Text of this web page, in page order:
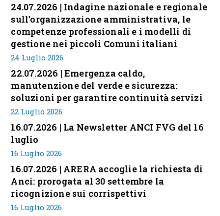
24.07.2026 | Indagine nazionale e regionale
sull’organizzazione amministrativa, le
competenze professionali e i modelli di
gestione nei piccoli Comuni italiani
24 Luglio 2026
22.07.2026 | Emergenza caldo,
manutenzione del verde e sicurezza:
soluzioni per garantire continuità servizi
22 Luglio 2026
16.07.2026 | La Newsletter ANCI FVG del 16
luglio
16 Luglio 2026
16.07.2026 | ARERA accoglie la richiesta di
Anci: prorogata al 30 settembre la
ricognizione sui corrispettivi
16 Luglio 2026